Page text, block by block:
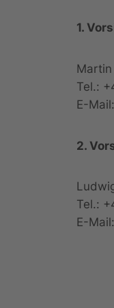
1.
Martin
Tel.:
E-Mail:
2.
Tel.:
E-Mail: